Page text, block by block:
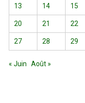
13 14 15
20 21 22
27 28 29
« Juin Août »